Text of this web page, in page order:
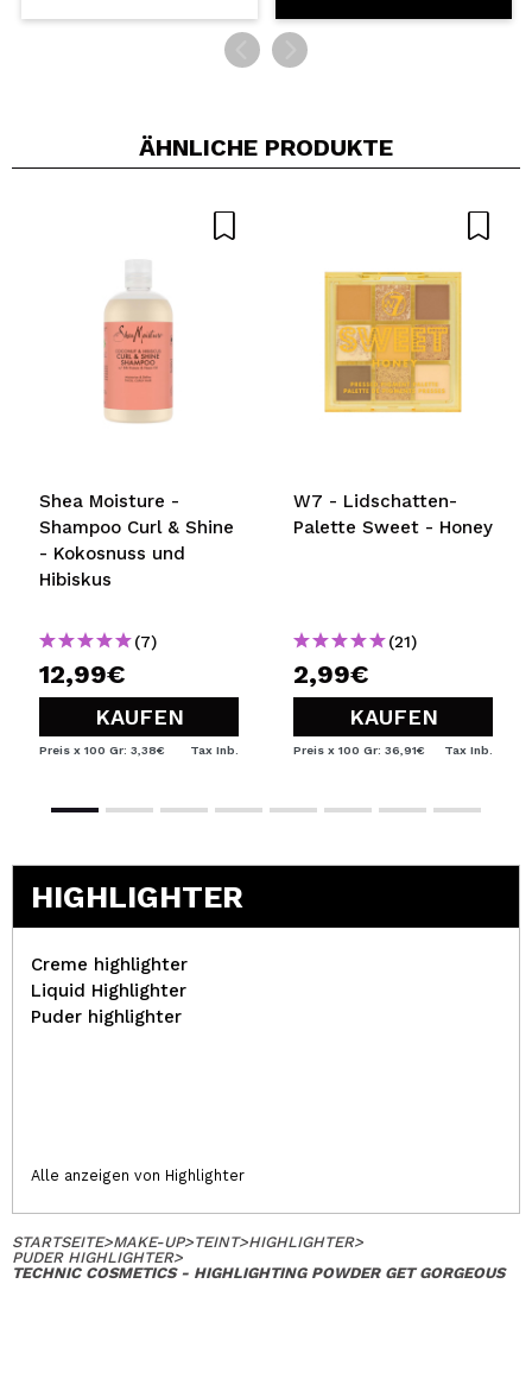
ÄHNLICHE PRODUKTE
Shea Moisture -
Shampoo Curl & Shine
- Kokosnuss und
Hibiskus
(7)
12,99€
KAUFEN
Preis x 100 Gr: 3,38€ Tax Inb.
W7 - Lidschatten-
Palette Sweet - Honey
(21)
2,99€
KAUFEN
Preis x 100 Gr: 36,91€ Tax Inb.
HIGHLIGHTER
Creme highlighter
Liquid Highlighter
Puder highlighter
Alle anzeigen von Highlighter
STARTSEITE>MAKE-UP>TEINT>HIGHLIGHTER>
PUDER HIGHLIGHTER>
TECHNIC COSMETICS - HIGHLIGHTING POWDER GET GORGEOUS